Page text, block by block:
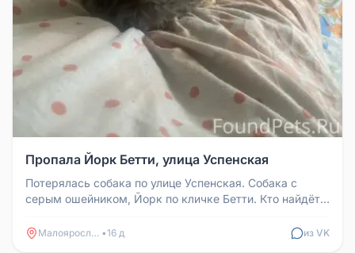
Пропала Йорк Бетти, улица Успенская
Потерялась собака по улице Успенская. Собака с
серым ошейником, Йорк по кличке Бетти. Кто найдёт
Малоярославец •16 д из VK